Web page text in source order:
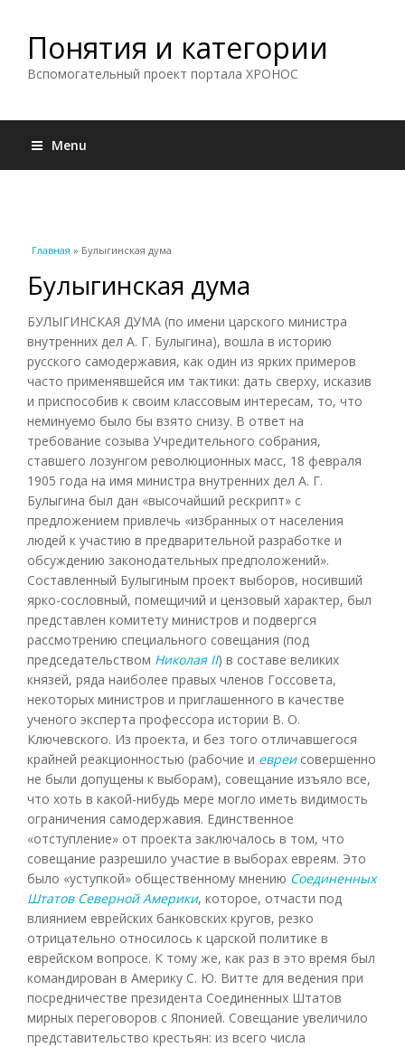
Понятия и категории
Вспомогательный проект портала ХРОНОС
Menu
Вы здесь
Главная » Булыгинская дума
Булыгинская дума
БУЛЫГИНСКАЯ ДУМА (по имени царского министра
внутренних дел А. Г. Булыгина), вошла в историю
русского самодержавия, как один из ярких примеров
часто применявшейся им тактики: дать сверху, исказив
и приспособив к своим классовым интересам, то, что
неминуемо было бы взято снизу. В ответ на
требование созыва Учредительного собрания,
ставшего лозунгом революционных масс, 18 февраля
1905 года на имя министра внутренних дел А. Г.
Булыгина был дан «высочайший рескрипт» с
предложением привлечь «избранных от населения
людей к участию в предварительной разработке и
обсуждению законодательных предположений».
Составленный Булыгиным проект выборов, носивший
ярко-сословный, помещичий и цензовый характер, был
представлен комитету министров и подвергся
рассмотрению специального совещания (под
председательством Николая II) в составе великих
князей, ряда наиболее правых членов Госсовета,
некоторых министров и приглашенного в качестве
ученого эксперта профессора истории В. О.
Ключевского. Из проекта, и без того отличавшегося
крайней реакционностью (рабочие и евреисовершенно
не были допущены к выборам), совещание изъяло все,
что хоть в какой-нибудь мере могло иметь видимость
ограничения самодержавия. Единственное
«отступление» от проекта заключалось в том, что
совещание разрешило участие в выборах евреям. Это
было «уступкой» общественному мнению Соединенных
Штатов Северной Америки, которое, отчасти под
влиянием еврейских банковских кругов, резко
отрицательно относилось к царской политике в
еврейском вопросе. К тому же, как раз в это время был
командирован в Америку С. Ю. Витте для ведения при
посредничестве президента Соединенных Штатов
мирных переговоров с Японией. Совещание увеличило
представительство крестьян: из всего числа